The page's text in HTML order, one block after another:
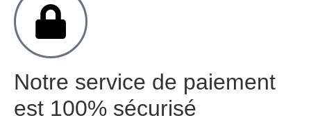
Notre service de paiement
est 100% sécurisé